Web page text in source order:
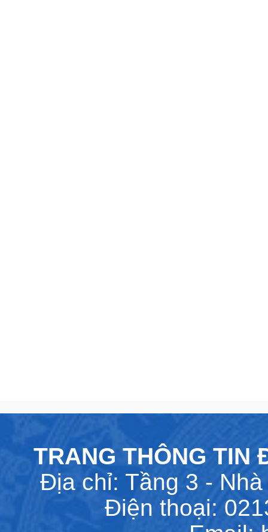
TRANG THÔNG TIN
Địa chỉ: Tầng 3 -
Điện thoại: